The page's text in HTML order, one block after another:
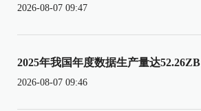
2026-08-07 09:47
2025年我国年度数据生产量达52.26ZB
2026-08-07 09:46